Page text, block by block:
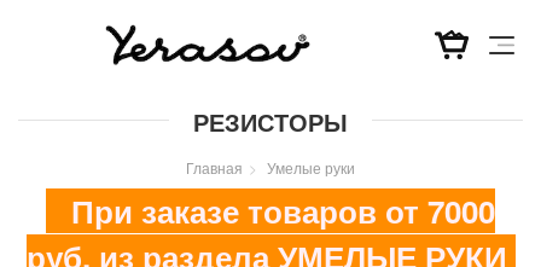
РЕЗИСТОРЫ
Главная Умелые руки
При заказе товаров от 7000
руб. из раздела УМЕЛЫЕ РУКИ